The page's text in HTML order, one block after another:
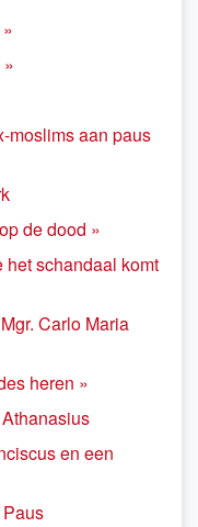
moslims aan paus
de dood »
het schandaal komt
Carlo Maria
heren »
en een